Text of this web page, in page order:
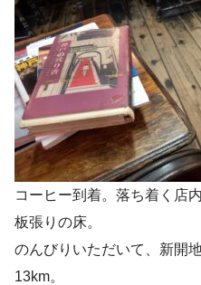
コーヒー到着。落ち着く店内
板張りの床。
のんびりいただいて、新開
13km。